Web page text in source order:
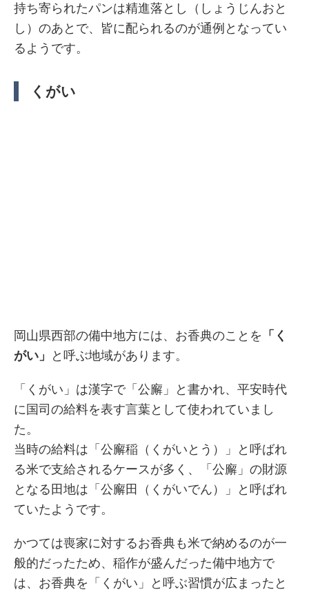
持ち寄られたパンは精進落とし（しょうじんおと
し）のあとで、皆に配られるのが通例となってい
るようです。
くがい
岡山県西部の備中地方には、お香典のことを 「く
がい」
と呼ぶ地域があります。
「くがい」は漢字で「公廨」と書かれ、平安時代
に国司の給料を表す言葉として使われていまし
た。
当時の給料は「公廨稲（くがいとう）」と呼ばれ
る米で支給されるケースが多く、「公廨」の財源
となる田地は「公廨田（くがいでん）」と呼ばれ
ていたようです。
かつては喪家に対するお香典も米で納めるのが一
般的だったため、稲作が盛んだった備中地方で
は、お香典を「くがい」と呼ぶ習慣が広まったと